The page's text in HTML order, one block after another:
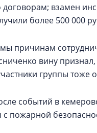
договорам; взамен
более 500 000
причинам
вину
группы тоже
событий в
пожарной